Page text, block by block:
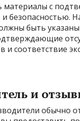
с
безопасностью.
быть указаны
и соответствие
и
обычно